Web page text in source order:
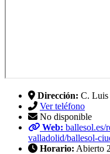
Dirección: C. Luis
Ver teléfono
No disponible
Web: ballesol.es/
valladolid/ballesol-
Horario: Abierto